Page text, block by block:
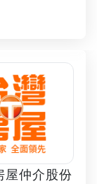
屋仲介股份